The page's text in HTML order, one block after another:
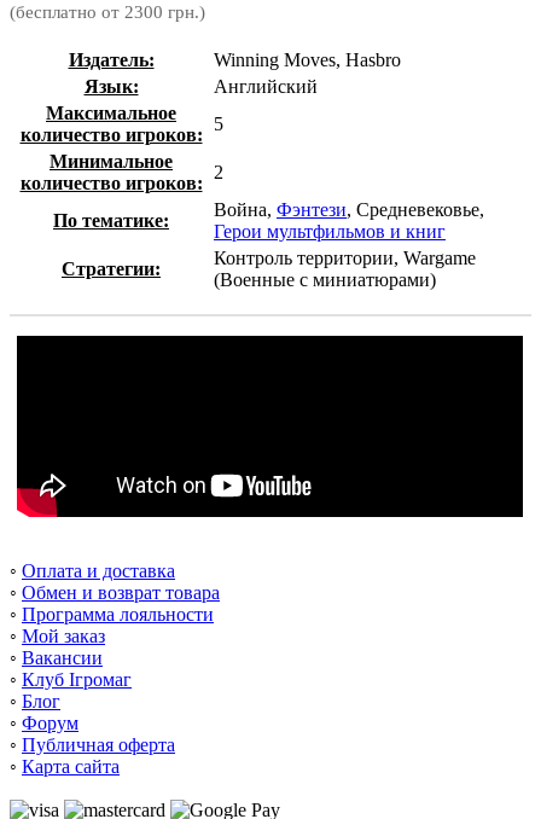
(бесплатно от 2300 грн.)
Издатель:
Winning Moves, Hasbro
Язык:
Английский
Максимальное
количество игроков:
5
Минимальное
количество игроков:
2
По тематике:
Война, Фэнтези, Средневековье,
Герои мультфильмов и книг
Стратегии:
Контроль территории, Wargame
(Военные с миниатюрами)
◦ Оплата и доставка
◦ Обмен и возврат товара
◦ Программа лояльности
◦ Мой заказ
◦ Вакансии
◦ Клуб Ігромаг
◦ Блог
◦ Форум
◦ Публичная оферта
◦ Карта сайта